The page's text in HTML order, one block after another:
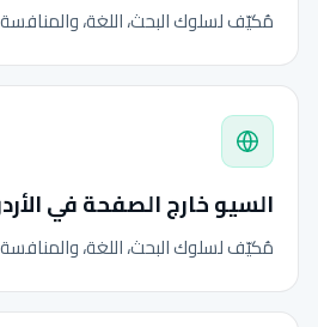
مُكيّف لسلوك البحث، اللغة،
السيو خارج الصفحة في
مُكيّف لسلوك البحث، اللغة،